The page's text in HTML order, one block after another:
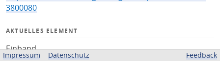
3800080
AKTUELLES ELEMENT
Einband
Impressum Datenschutz Feedback